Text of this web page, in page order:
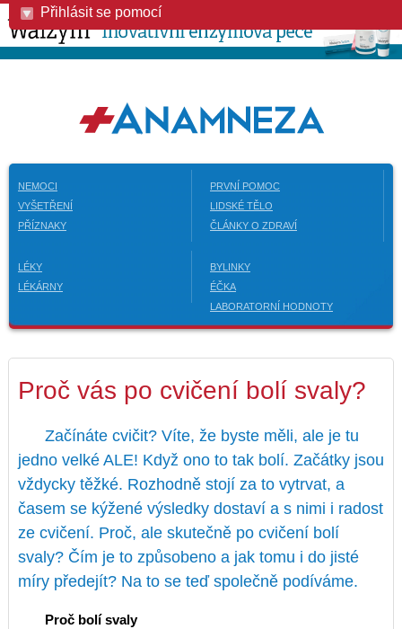
Přihlásit se pomocí
NEMOCI
VYŠETŘENÍ
PŘÍZNAKY
PRVNÍ POMOC
LIDSKÉ TĚLO
ČLÁNKY O ZDRAVÍ
LÉKY
LÉKÁRNY
BYLINKY
ÉČKA
LABORATORNÍ HODNOTY
Proč vás po cvičení bolí svaly?
Začínáte cvičit? Víte, že byste měli, ale je tu
jedno velké ALE! Když ono to tak bolí. Začátky jsou
vždycky těžké. Rozhodně stojí za to vytrvat, a
časem se kýžené výsledky dostaví a s nimi i radost
ze cvičení. Proč, ale skutečně po cvičení bolí
svaly? Čím je to způsobeno a jak tomu i do jisté
míry předejít? Na to se teď společně podíváme.
Proč bolí svaly